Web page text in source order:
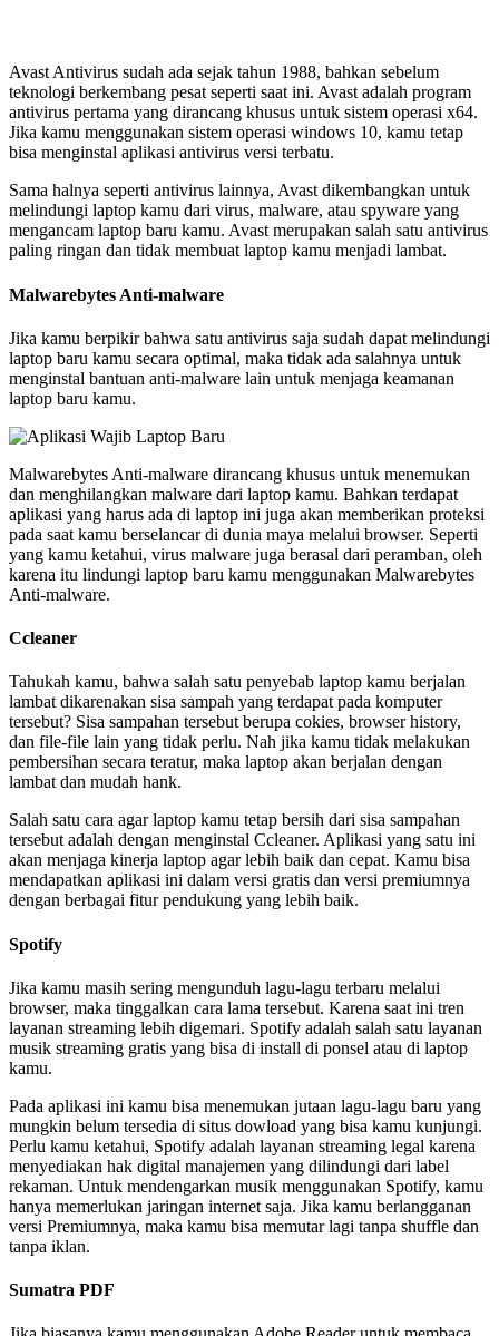
Avast Antivirus sudah ada sejak tahun 1988, bahkan sebelum
teknologi berkembang pesat seperti saat ini. Avast adalah program
antivirus pertama yang dirancang khusus untuk sistem operasi x64.
Jika kamu menggunakan sistem operasi windows 10, kamu tetap
bisa menginstal aplikasi antivirus versi terbatu.
Sama halnya seperti antivirus lainnya, Avast dikembangkan untuk
melindungi laptop kamu dari virus, malware, atau spyware yang
mengancam laptop baru kamu. Avast merupakan salah satu antivirus
paling ringan dan tidak membuat laptop kamu menjadi lambat.
Malwarebytes Anti-malware
Jika kamu berpikir bahwa satu antivirus saja sudah dapat melindungi
laptop baru kamu secara optimal, maka tidak ada salahnya untuk
menginstal bantuan anti-malware lain untuk menjaga keamanan
laptop baru kamu.
Malwarebytes Anti-malware dirancang khusus untuk menemukan
dan menghilangkan malware dari laptop kamu. Bahkan terdapat
aplikasi yang harus ada di laptop ini juga akan memberikan proteksi
pada saat kamu berselancar di dunia maya melalui browser. Seperti
yang kamu ketahui, virus malware juga berasal dari peramban, oleh
karena itu lindungi laptop baru kamu menggunakan Malwarebytes
Anti-malware.
Ccleaner
Tahukah kamu, bahwa salah satu penyebab laptop kamu berjalan
lambat dikarenakan sisa sampah yang terdapat pada komputer
tersebut? Sisa sampahan tersebut berupa cokies, browser history,
dan file-file lain yang tidak perlu. Nah jika kamu tidak melakukan
pembersihan secara teratur, maka laptop akan berjalan dengan
lambat dan mudah hank.
Salah satu cara agar laptop kamu tetap bersih dari sisa sampahan
tersebut adalah dengan menginstal Ccleaner. Aplikasi yang satu ini
akan menjaga kinerja laptop agar lebih baik dan cepat. Kamu bisa
mendapatkan aplikasi ini dalam versi gratis dan versi premiumnya
dengan berbagai fitur pendukung yang lebih baik.
Spotify
Jika kamu masih sering mengunduh lagu-lagu terbaru melalui
browser, maka tinggalkan cara lama tersebut. Karena saat ini tren
layanan streaming lebih digemari. Spotify adalah salah satu layanan
musik streaming gratis yang bisa di install di ponsel atau di laptop
kamu.
Pada aplikasi ini kamu bisa menemukan jutaan lagu-lagu baru yang
mungkin belum tersedia di situs dowload yang bisa kamu kunjungi.
Perlu kamu ketahui, Spotify adalah layanan streaming legal karena
menyediakan hak digital manajemen yang dilindungi dari label
rekaman. Untuk mendengarkan musik menggunakan Spotify, kamu
hanya memerlukan jaringan internet saja. Jika kamu berlangganan
versi Premiumnya, maka kamu bisa memutar lagi tanpa shuffle dan
tanpa iklan.
Sumatra PDF